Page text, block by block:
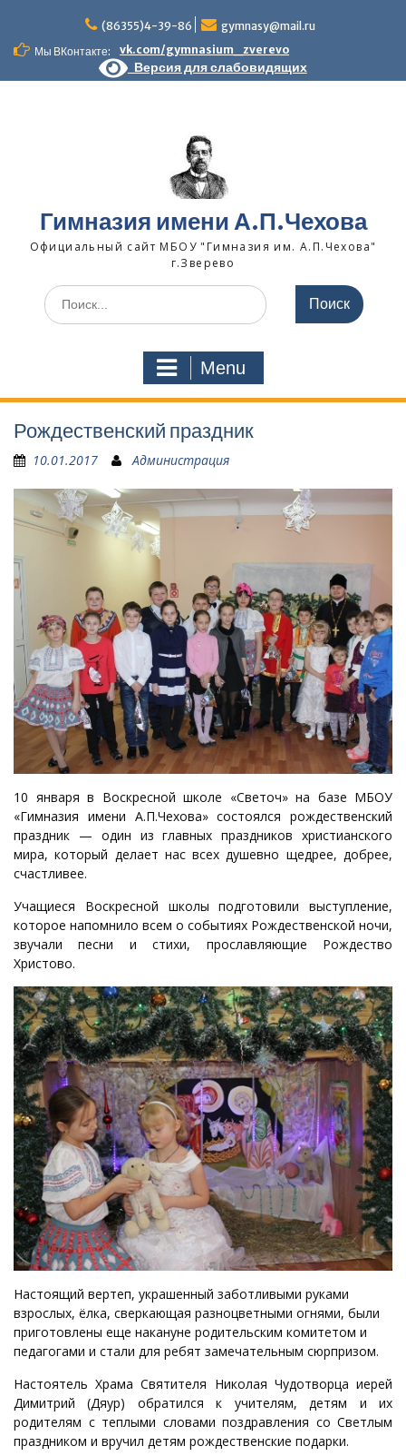
content
(86355)4-39-86
gymnasy@mail.ru
Мы ВКонтакте:
vk.com/gymnasium_zverevo
Версия для слабовидящих
Гимназия имени А.П.Чехова
Официальный сайт МБОУ "Гимназия им. А.П.Чехова"
г.Зверево
Search
for:
Menu
Рождественский праздник
10.01.2017 Администрация
10 января в Воскресной школе «Светоч» на базе МБОУ
«Гимназия имени А.П.Чехова» состоялся рождественский
праздник — один из главных праздников христианского
мира, который делает нас всех душевно щедрее, добрее,
счастливее.
Учащиеся Воскресной школы подготовили выступление,
которое напомнило всем о событиях Рождественской ночи,
звучали песни и стихи, прославляющие Рождество
Христово.
Настоящий вертеп, украшенный заботливыми руками
взрослых, ёлка, сверкающая разноцветными огнями, были
приготовлены еще накануне родительским комитетом и
педагогами и стали для ребят замечательным сюрпризом.
Настоятель Храма Святителя Николая Чудотворца иерей
Димитрий (Дяур) обратился к учителям, детям и их
родителям с теплыми словами поздравления со Светлым
праздником и вручил детям рождественские подарки.